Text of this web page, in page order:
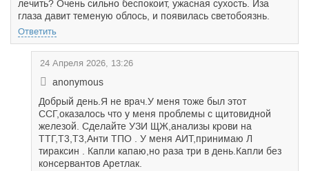
лечить? Очень сильно беспокоит, ужасная сухость. Иза
глаза давит теменую облось, и появилась светобоязнь.
Ответить
24 Апреля 2026, 13:26
anonymous
Добрый день.Я не врач.У меня тоже был этот
ССГ,оказалось что у меня проблемы с щитовидной
железой. Сделайте УЗИ ЩЖ,анализы крови на
ТТГ,Т3,Т3,Анти ТПО . У меня АИТ,принимаю Л
тираксин . Капли капаю,но раза три в день.Капли без
консервантов Аретлак.